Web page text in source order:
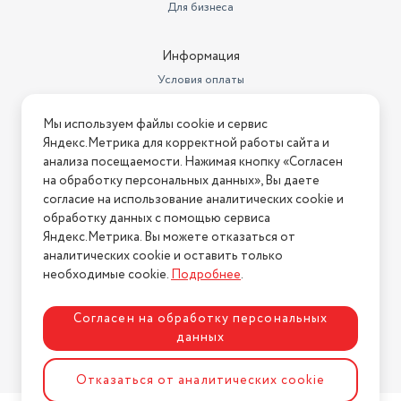
воды
сохранности упаковки.
Покрытие нагревательного
элемента
нержавеющая сталь
Тип нагревательного элемента
закрытая спираль
Размеры (ШхГхВ)
22.50х15х23.50 см
Для бизнеса
Информация
Условия оплаты
Условия возврата
Нашли ошибку на сайте? Напишите нам
2026 © Интернет-магазин "АстМаркет". У нас есть всё!
Политика конфиденциальности
Разработка сайтаASTDESIGN
Мы используем файлы cookie и сервис
Яндекс.Метрика для корректной работы сайта и
анализа посещаемости. Нажимая кнопку «Согласен
на обработку персональных данных», Вы даете
согласие на использование аналитических cookie и
обработку данных с помощью сервиса
Яндекс.Метрика. Вы можете отказаться от
аналитических cookie и оставить только
необходимые cookie.Подробнее.
Согласен на обработку персональных
данных
Отказаться от аналитических cookie